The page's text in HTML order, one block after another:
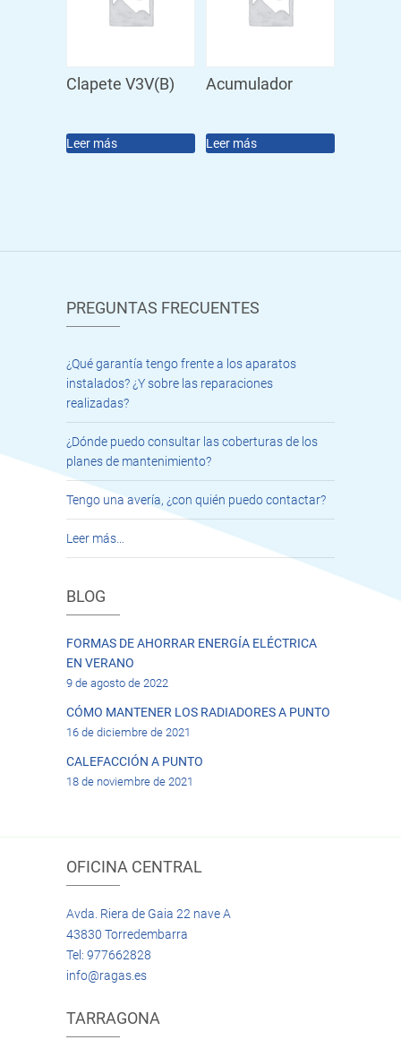
Clapete V3V(B)
Leer más
Acumulador
Leer más
PREGUNTAS FRECUENTES
¿Qué garantía tengo frente a los aparatos
instalados? ¿Y sobre las reparaciones
realizadas?
¿Dónde puedo consultar las coberturas de los
planes de mantenimiento?
Tengo una avería, ¿con quién puedo contactar?
Leer más…
BLOG
FORMAS DE AHORRAR ENERGÍA ELÉCTRICA
EN VERANO
9 de agosto de 2022
CÓMO MANTENER LOS RADIADORES A PUNTO
16 de diciembre de 2021
CALEFACCIÓN A PUNTO
18 de noviembre de 2021
OFICINA CENTRAL
Avda. Riera de Gaia 22 nave A
43830 Torredembarra
Tel: 977662828
info@ragas.es
TARRAGONA